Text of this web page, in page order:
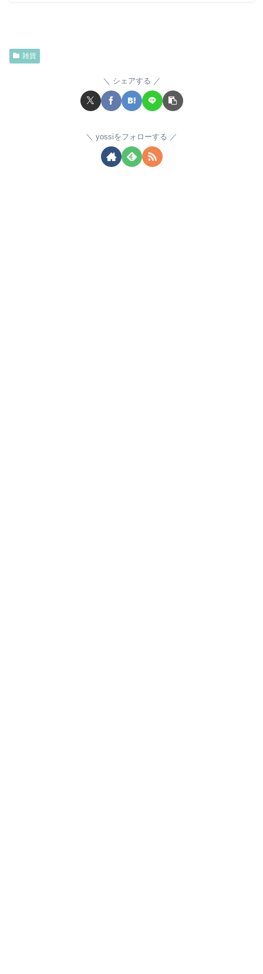
雑貨
シェアする
yossiをフォローする